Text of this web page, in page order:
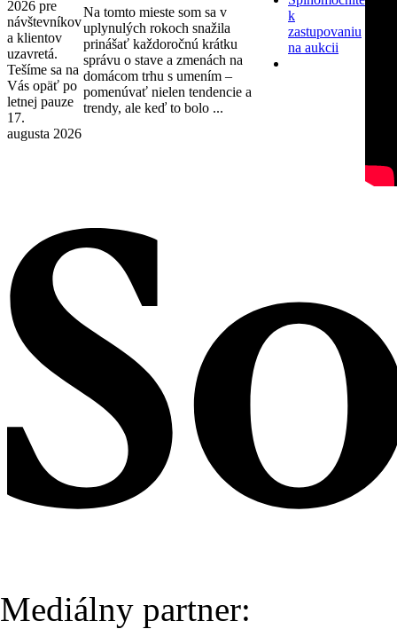
2026 pre
návštevníkov
a klientov
uzavretá.
Tešíme sa na
Vás opäť po
letnej pauze
17.
augusta 2026
Na tomto mieste som sa v
uplynulých rokoch snažila
prinášať každoročnú krátku
správu o stave a zmenách na
domácom trhu s umením –
pomenúvať nielen tendencie a
trendy, ale keď to bolo ...
k
zastupovaniu
na aukcii
Mediálny partner: